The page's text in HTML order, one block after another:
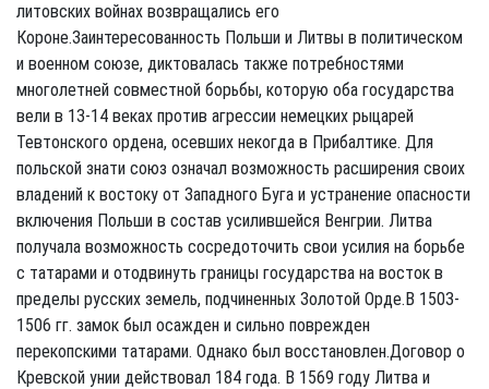
литовских войнах возвращались его
Короне.Заинтересованность Польши и Литвы в политическом
и военном союзе, диктовалась также потребностями
многолетней совместной борьбы, которую оба государства
вели в 13-14 веках против агрессии немецких рыцарей
Тевтонского ордена, осевших некогда в Прибалтике. Для
польской знати союз означал возможность расширения своих
владений к востоку от Западного Буга и устранение опасности
включения Польши в состав усилившейся Венгрии. Литва
получала возможность сосредоточить свои усилия на борьбе
с татарами и отодвинуть границы государства на восток в
пределы русских земель, подчиненных Золотой Орде.В 1503-
1506 гг. замок был осажден и сильно поврежден
перекопскими татарами. Однако был восстановлен.Договор о
Кревской унии действовал 184 года. В 1569 году Литва и